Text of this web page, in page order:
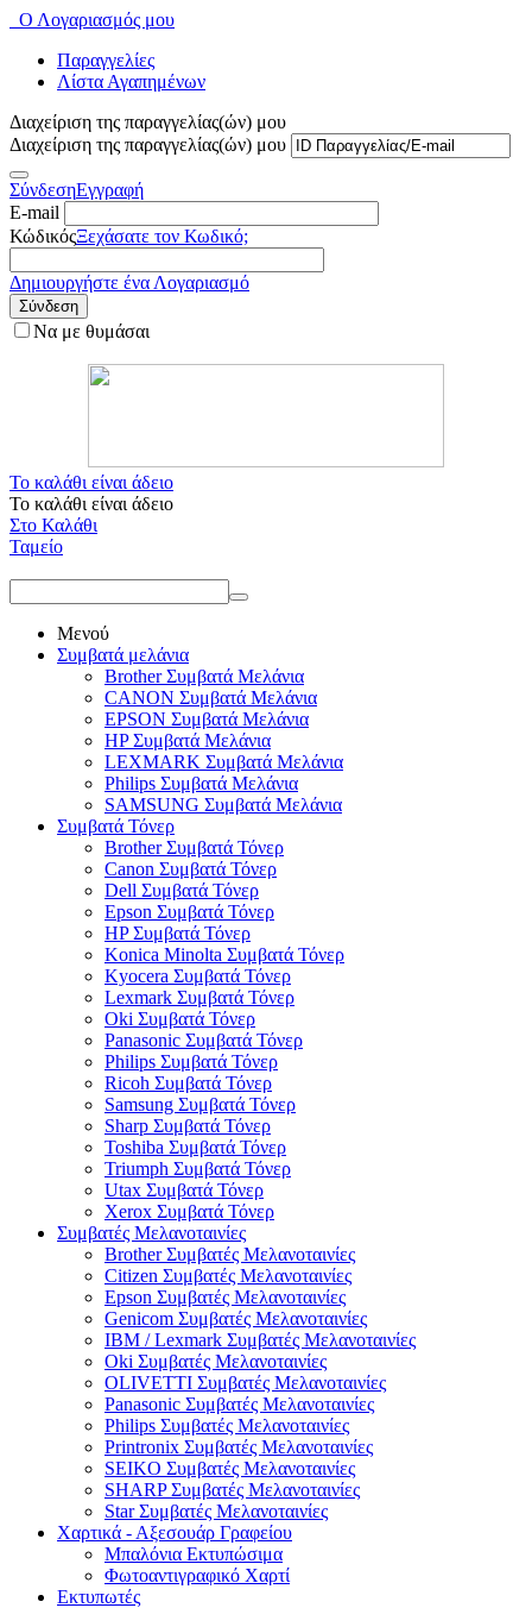
Ο Λογαριασμός μου
Παραγγελίες
Λίστα Αγαπημένων
Διαχείριση της παραγγελίας(ών) μου
Διαχείριση της παραγγελίας(ών) μου
ΣύνδεσηΕγγραφή
E-mail
ΚώδικόςΞεχάσατε τον Κωδικό;
Δημιουργήστε ένα Λογαριασμό
Σύνδεση
Να με θυμάσαι
Το καλάθι είναι άδειο
Το καλάθι είναι άδειο
Στο Καλάθι
Ταμείο
Μενού
Συμβατά μελάνια
Brother Συμβατά Μελάνια
CANON Συμβατά Μελάνια
EPSON Συμβατά Μελάνια
HP Συμβατά Μελάνια
LEXMARK Συμβατά Μελάνια
Philips Συμβατά Μελάνια
SAMSUNG Συμβατά Μελάνια
Συμβατά Τόνερ
Brother Συμβατά Τόνερ
Canon Συμβατά Τόνερ
Dell Συμβατά Τόνερ
Epson Συμβατά Τόνερ
HP Συμβατά Τόνερ
Konica Minolta Συμβατά Τόνερ
Kyocera Συμβατά Τόνερ
Lexmark Συμβατά Τόνερ
Oki Συμβατά Τόνερ
Panasonic Συμβατά Τόνερ
Philips Συμβατά Τόνερ
Ricoh Συμβατά Τόνερ
Samsung Συμβατά Τόνερ
Sharp Συμβατά Τόνερ
Toshiba Συμβατά Τόνερ
Triumph Συμβατά Τόνερ
Utax Συμβατά Τόνερ
Xerox Συμβατά Τόνερ
Συμβατές Μελανοταινίες
Brother Συμβατές Μελανοταινίες
Citizen Συμβατές Μελανοταινίες
Epson Συμβατές Μελανοταινίες
Genicom Συμβατές Μελανοταινίες
IBM / Lexmark Συμβατές Μελανοταινίες
Oki Συμβατές Μελανοταινίες
OLIVETTI Συμβατές Μελανοταινίες
Panasonic Συμβατές Μελανοταινίες
Philips Συμβατές Μελανοταινίες
Printronix Συμβατές Μελανοταινίες
SEIKO Συμβατές Μελανοταινίες
SHARP Συμβατές Μελανοταινίες
Star Συμβατές Μελανοταινίες
Χαρτικά - Αξεσουάρ Γραφείου
Μπαλόνια Εκτυπώσιμα
Φωτοαντιγραφικό Χαρτί
Εκτυπωτές